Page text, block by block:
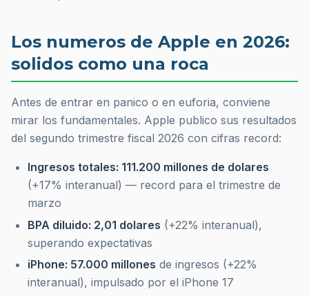
Los numeros de Apple en 2026:
solidos como una roca
Antes de entrar en panico o en euforia, conviene
mirar los fundamentales. Apple publico sus resultados
del segundo trimestre fiscal 2026 con cifras record:
Ingresos totales: 111.200 millones de dolares
(+17% interanual) — record para el trimestre de
marzo
BPA diluido: 2,01 dolares (+22% interanual),
superando expectativas
iPhone: 57.000 millones de ingresos (+22%
interanual), impulsado por el iPhone 17